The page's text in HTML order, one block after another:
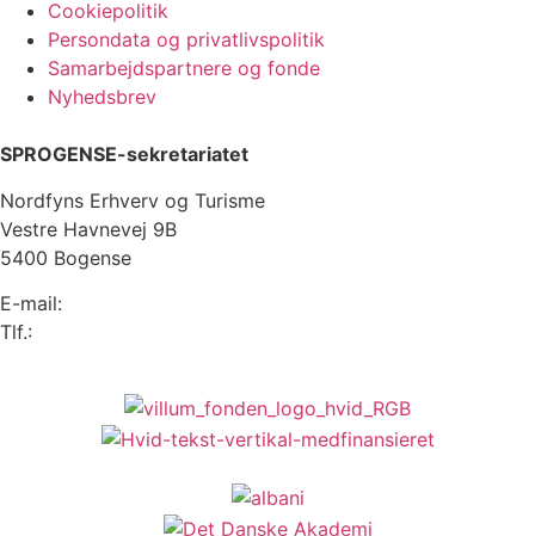
Cookiepolitik
Persondata og privatlivspolitik
Samarbejdspartnere og fonde
Nyhedsbrev
SPROGENSE-sekretariatet
Nordfyns Erhverv og Turisme
Vestre Havnevej 9B
5400 Bogense
E-mail:
Tlf.: